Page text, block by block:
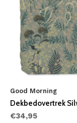
Good Morning
Dekbedovertrek
€34,95